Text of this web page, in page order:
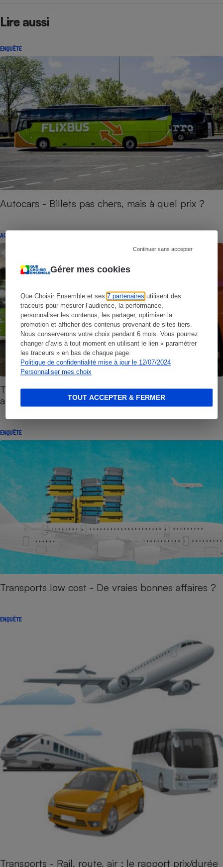
Gérer mes cookies
Que Choisir Ensemble et ses7 partenaires utilisent des
traceurs pour mesurer l’audience, la performance,
personnaliser les contenus, les partager, optimiser la
promotion et afficher des contenus provenant de sites tiers.
Nous conserverons votre choix pendant 6 mois. Vous pourrez
changer d’avis à tout moment en utilisant le lien « paramétrer
les traceurs » en bas de chaque page.
Politique de confidentialité mise à jour le 12/07/2024
Personnaliser mes choix
Continuer sans accepter
TOUT ACCEPTER & FERMER
Lire aussi
ENQUÊTE
Autocars - Billets pas chers, mais à quel prix ?
ACTUALITÉ
Transport - L’étonnant succès des voyages en
autocar
ENQUÊTE
Transports low cost - De vraies bonnes affaires ?
ENQUÊTE
Transports - Rail, route, air : le rapport prix/durée